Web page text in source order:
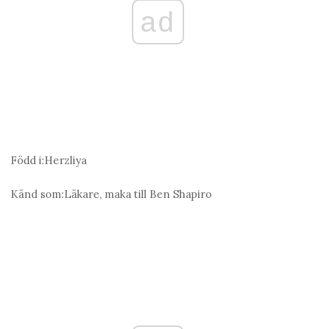
ad
Född i:Herzliya
Känd som:Läkare, maka till Ben Shapiro